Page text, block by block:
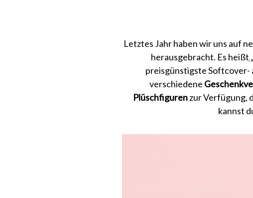
Letztes Jahr haben wir uns auf
herausgebracht. Es heißt
preisgünstigste Softcover-
verschiedene
Plüschfigurenzur Verfügung,
kannst